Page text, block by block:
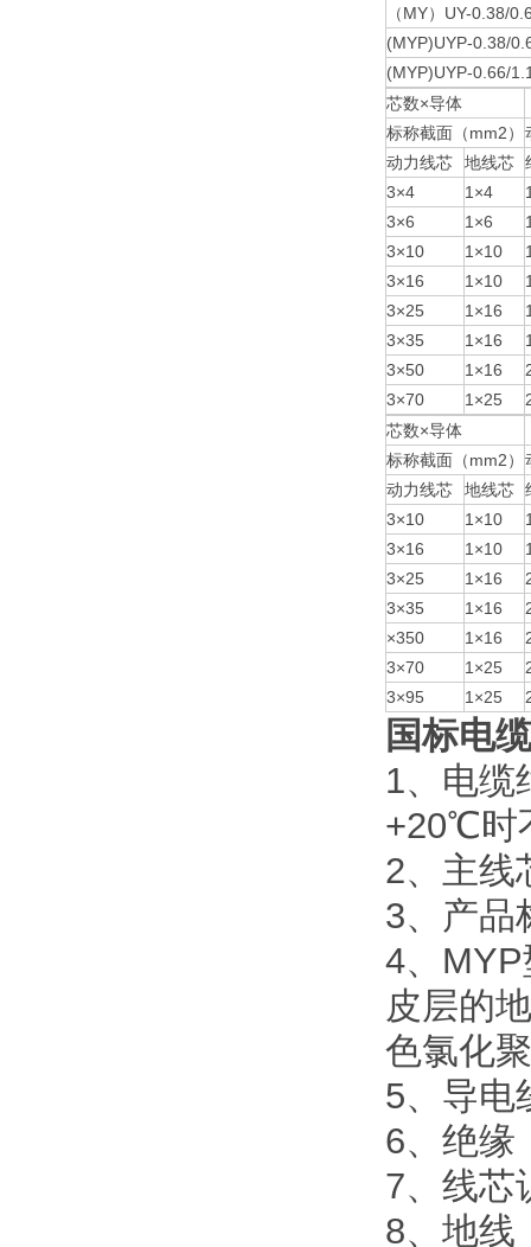
（MY）UY-0.38/
(MYP)UYP-0.38/
(MYP)UYP-0.66/
芯数×导体
标称截面（mm2）
动力线芯
地线芯
3×4
1×4
3×6
1×6
3×10
1×10
3×16
1×10
3×25
1×16
3×35
1×16
3×50
1×16
3×70
1×25
芯数×导体
标称截面（mm2）
动力线芯
地线芯
3×10
1×10
3×16
1×10
3×25
1×16
3×35
1×16
×350
1×16
3×70
1×25
3×95
1×25
国标电
1、电缆
+20℃时
2、主线
3、产品
4、
皮层的
色氯化
5、导电
6、绝缘
7、线芯
8、地线